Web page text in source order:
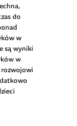
do
w
są wyniki
w